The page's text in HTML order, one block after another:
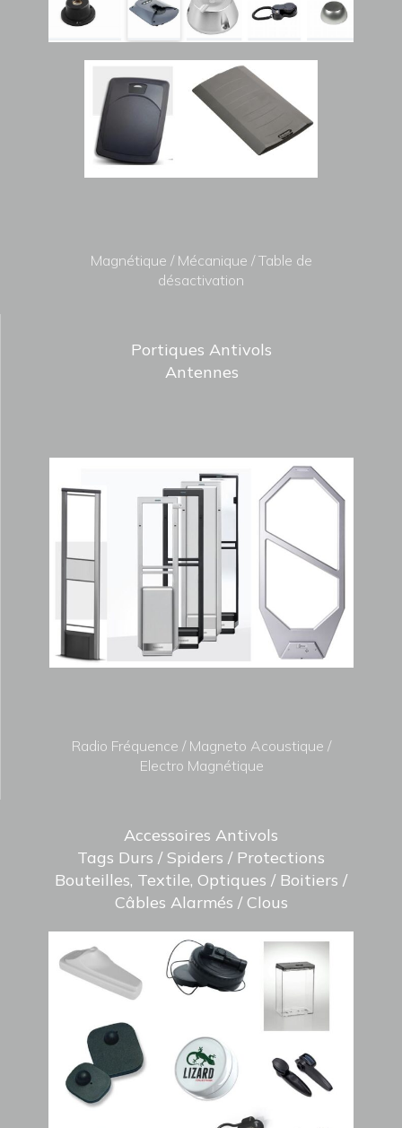
Magnétique / Mécanique / Table de
désactivation
Portiques Antivols
Antennes
Radio Fréquence / Magneto Acoustique /
Electro Magnétique
Accessoires Antivols
Tags Durs / Spiders / Protections
Bouteilles, Textile, Optiques / Boitiers /
Câbles Alarmés / Clous